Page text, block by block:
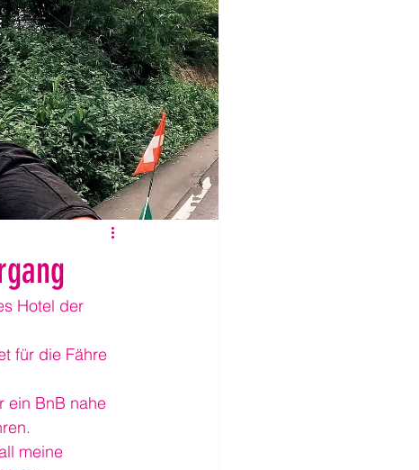
Hotel der
für die Fähre
ein BnB nahe
meine